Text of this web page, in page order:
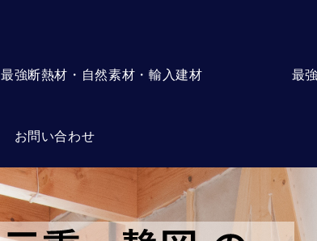
最強断熱材・自然素材・輸入建材 最
お問い合わせ